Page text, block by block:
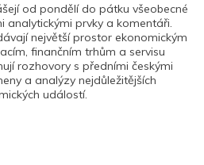
od pondělí do pátku všeobecné
analytickými prvky a komentáři.
největší prostor ekonomickým
finančním trhům a servisu
rozhovory s předními českými
a analýzy nejdůležitějších
událostí.